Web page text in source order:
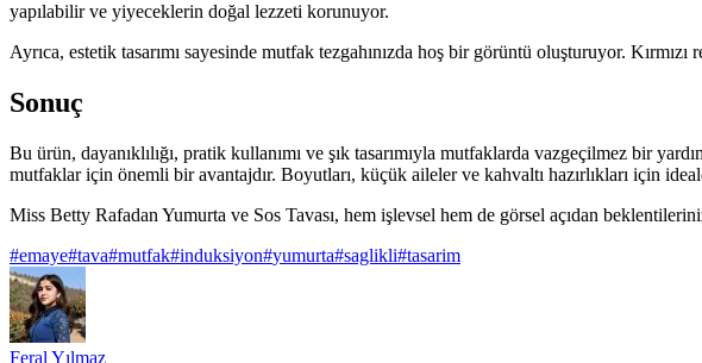
yapılabilir ve yiyeceklerin doğal lezzeti korunuyor.
Ayrıca, estetik tasarımı sayesinde mutfak tezgahınızda hoş bir görüntü oluşturuyor.
Sonuç
Bu ürün, dayanıklılığı, pratik kullanımı ve şık tasarımıyla mutfaklarda vazgeçilmez bir
mutfaklar için önemli bir avantajdır. Boyutları, küçük aileler ve kahvaltı hazırlıkları için
Miss Betty Rafadan Yumurta ve Sos Tavası, hem işlevsel hem de görsel açıdan
#emaye#tava#mutfak#induksiyon#yumurta#saglikli#tasarim
Feral Yılmaz